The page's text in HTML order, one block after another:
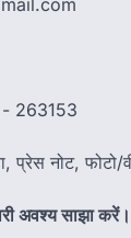
- 263153
प्रेस नोट, फोटो/
अवश्य साझा करें।